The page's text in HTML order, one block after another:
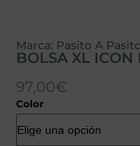
Marca: Pasito A Pasito
BOLSA XL ICON
97,00€
Color